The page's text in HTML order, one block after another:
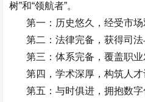
树”和“领航者”。
第一：历史悠久，经受市场
第二：法律完备，获得司法
第三：体系完备，覆盖职业
第四，学术深厚，构筑人才
第五：与时俱进，拥抱数字